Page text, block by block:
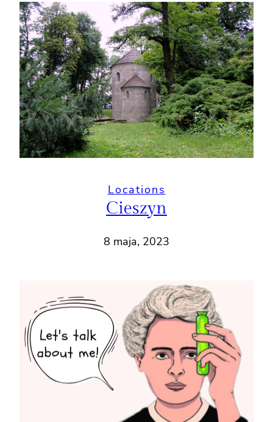
Locations
Cieszyn
8 maja, 2023